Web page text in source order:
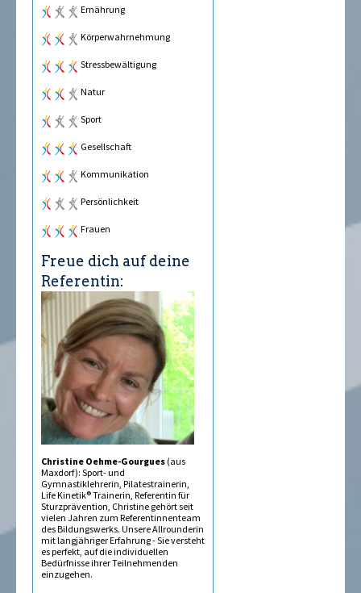
Ernährung
Körperwahrnehmung
Stressbewältigung
Natur
Sport
Gesellschaft
Kommunikation
Persönlichkeit
Frauen
Freue dich auf deine
Referentin:
Christine Oehme-Gourgues (aus
Maxdorf): Sport- und
Gymnastiklehrerin, Pilatestrainerin,
Life Kinetik® Trainerin, Referentin für
Sturzprävention, Christine gehört seit
vielen Jahren zum Referentinnenteam
des Bildungswerks. Unsere Allrounderin
mit langjähriger Erfahrung - Sie versteht
es perfekt, auf die individuellen
Bedürfnisse ihrer Teilnehmenden
einzugehen.